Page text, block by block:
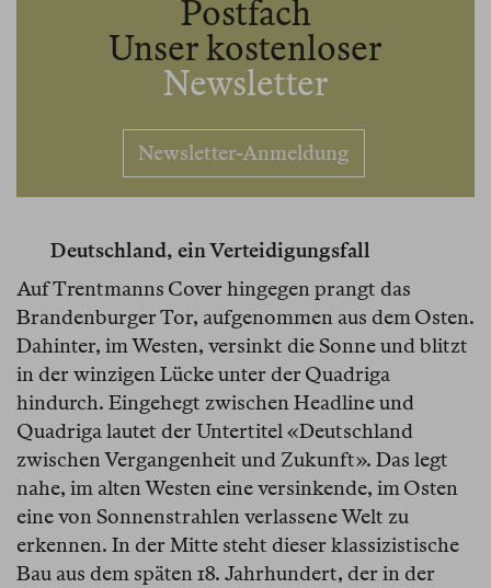
Postfach
Unser kostenloser
Newsletter
Newsletter-Anmeldung
Deutschland, ein Verteidigungsfall
Auf Trentmanns Cover hingegen prangt das
Brandenburger Tor, aufgenommen aus dem Osten.
Dahinter, im Westen, versinkt die Sonne und blitzt
in der winzigen Lücke unter der Quadriga
hindurch. Eingehegt zwischen Headline und
Quadriga lautet der Untertitel «Deutschland
zwischen Vergangenheit und Zukunft». Das legt
nahe, im alten Westen eine versinkende, im Osten
eine von Sonnenstrahlen verlassene Welt zu
erkennen. In der Mitte steht dieser klassizistische
Bau aus dem späten 18. Jahrhundert, der in der